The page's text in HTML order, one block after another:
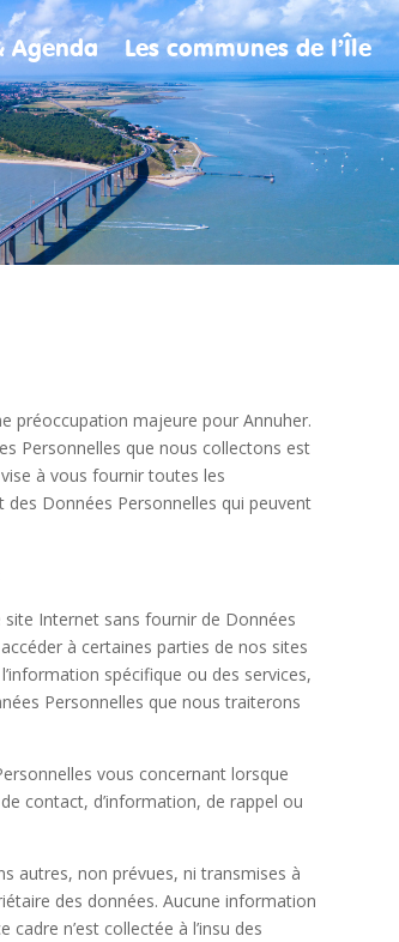
Agenda Les communes de l’Île
préoccupation majeure pour Annuher.
Personnelles que nous collectons est
à vous fournir toutes les
Données Personnelles qui peuvent
Internet sans fournir de Données
à certaines parties de nos sites
spécifique ou des services,
Personnelles que nous traiterons
vous concernant lorsque
contact, d’information, de rappel ou
autres, non prévues, ni transmises à
des données. Aucune information
n’est collectée à l’insu des